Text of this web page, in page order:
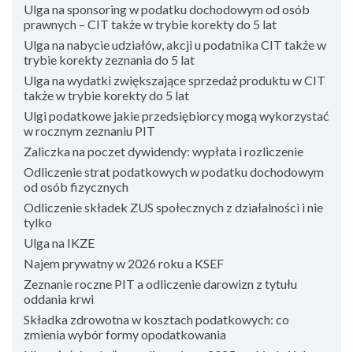
Ulga na sponsoring w podatku dochodowym od osób
prawnych – CIT także w trybie korekty do 5 lat
Ulga na nabycie udziałów, akcji u podatnika CIT także w
trybie korekty zeznania do 5 lat
Ulga na wydatki zwiększające sprzedaż produktu w CIT
także w trybie korekty do 5 lat
Ulgi podatkowe jakie przedsiębiorcy mogą wykorzystać
w rocznym zeznaniu PIT
Zaliczka na poczet dywidendy: wypłata i rozliczenie
Odliczenie strat podatkowych w podatku dochodowym
od osób fizycznych
Odliczenie składek ZUS społecznych z działalności i nie
tylko
Ulga na IKZE
Najem prywatny w 2026 roku a KSEF
Zeznanie roczne PIT a odliczenie darowizn z tytułu
oddania krwi
Składka zdrowotna w kosztach podatkowych: co
zmienia wybór formy opodatkowania